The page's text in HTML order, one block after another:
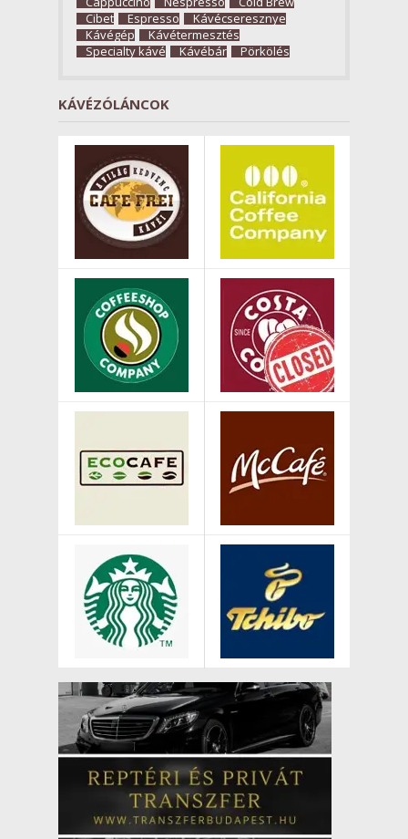
Cibet
Espresso
Kávécseresznye
Kávégép
Kávétermesztés
Specialty kávé
Kávébár Pörkölés
KÁVÉZÓLÁNCOK